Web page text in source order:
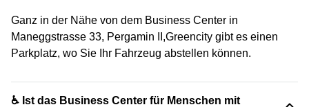
Ganz in der Nähe von dem Business Center in
Maneggstrasse 33, Pergamin II,Greencity gibt es einen
Parkplatz, wo Sie Ihr Fahrzeug abstellen können.
♿ Ist das Business Center für Menschen mit